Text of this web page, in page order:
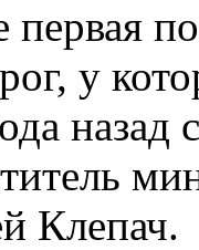
у
Клепач.